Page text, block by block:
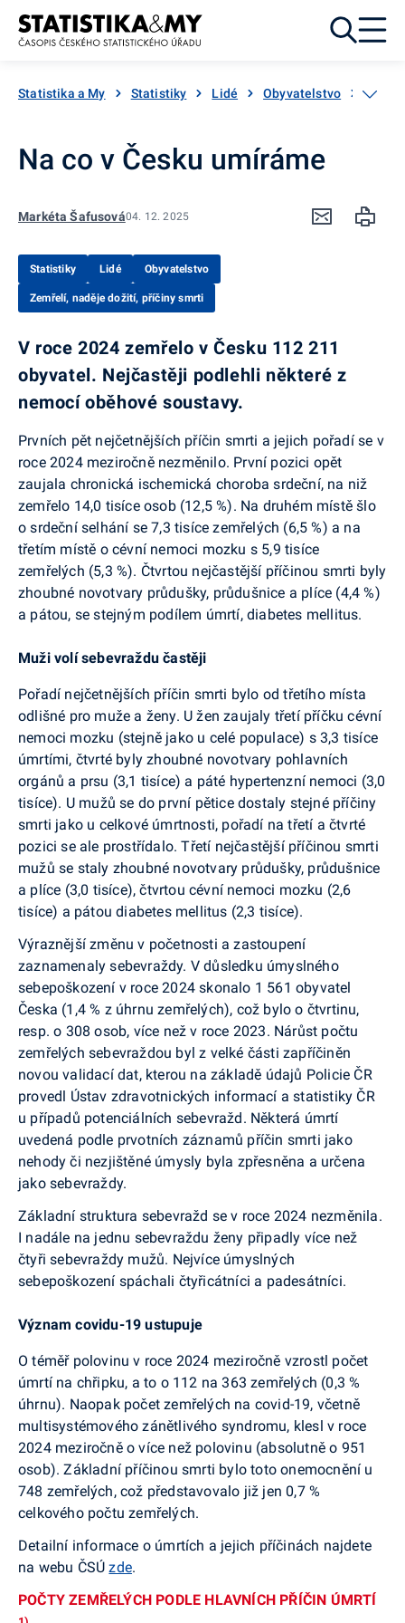
Přejít k obsahu
Statistika a My Statistiky Lidé Obyvatelstvo
Na co v Česku umíráme
Markéta Šafusová04. 12. 2025
Statistiky Lidé Obyvatelstvo
Zemřelí, naděje dožití, příčiny smrti
V roce 2024 zemřelo v Česku 112 211
obyvatel. Nejčastěji podlehli některé z
nemocí oběhové soustavy.
Prvních pět nejčetnějších příčin smrti a jejich pořadí se v
roce 2024 meziročně nezměnilo. První pozici opět
zaujala chronická ischemická choroba srdeční, na niž
zemřelo 14,0 tisíce osob (12,5 %). Na druhém místě šlo
o srdeční selhání se 7,3 tisíce zemřelých (6,5 %) a na
třetím místě o cévní nemoci mozku s 5,9 tisíce
zemřelých (5,3 %). Čtvrtou nejčastější příčinou smrti byly
zhoubné novotvary průdušky, průdušnice a plíce (4,4 %)
a pátou, se stejným podílem úmrtí, diabetes mellitus.
Muži volí sebevraždu častěji
Pořadí nejčetnějších příčin smrti bylo od třetího místa
odlišné pro muže a ženy. U žen zaujaly třetí příčku cévní
nemoci mozku (stejně jako u celé populace) s 3,3 tisíce
úmrtími, čtvrté byly zhoubné novotvary pohlavních
orgánů a prsu (3,1 tisíce) a páté hypertenzní nemoci (3,0
tisíce). U mužů se do první pětice dostaly stejné příčiny
smrti jako u celkové úmrtnosti, pořadí na třetí a čtvrté
pozici se ale prostřídalo. Třetí nejčastější příčinou smrti
mužů se staly zhoubné novotvary průdušky, průdušnice
a plíce (3,0 tisíce), čtvrtou cévní nemoci mozku (2,6
tisíce) a pátou diabetes mellitus (2,3 tisíce).
Výraznější změnu v početnosti a zastoupení
zaznamenaly sebevraždy. V důsledku úmyslného
sebepoškození v roce 2024 skonalo 1 561 obyvatel
Česka (1,4 % z úhrnu zemřelých), což bylo o čtvrtinu,
resp. o 308 osob, více než v roce 2023. Nárůst počtu
zemřelých sebevraždou byl z velké části zapříčiněn
novou validací dat, kterou na základě údajů Policie ČR
provedl Ústav zdravotnických informací a statistiky ČR
u případů potenciálních sebevražd. Některá úmrtí
uvedená podle prvotních záznamů příčin smrti jako
nehody či nezjištěné úmysly byla zpřesněna a určena
jako sebevraždy.
Základní struktura sebevražd se v roce 2024 nezměnila.
I nadále na jednu sebevraždu ženy připadly více než
čtyři sebevraždy mužů. Nejvíce úmyslných
sebepoškození spáchali čtyřicátníci a padesátníci.
Význam covidu-19 ustupuje
O téměř polovinu v roce 2024 meziročně vzrostl počet
úmrtí na chřipku, a to o 112 na 363 zemřelých (0,3 %
úhrnu). Naopak počet zemřelých na covid-19, včetně
multisystémového zánětlivého syndromu, klesl v roce
2024 meziročně o více než polovinu (absolutně o 951
osob). Základní příčinou smrti bylo toto onemocnění u
748 zemřelých, což představovalo již jen 0,7 %
celkového počtu zemřelých.
Detailní informace o úmrtích a jejich příčinách najdete
na webu ČSÚzde.
POČTY ZEMŘELÝCH PODLE HLAVNÍCH PŘÍČIN ÚMRTÍ